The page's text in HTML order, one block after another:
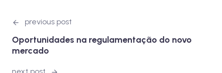
previous post
Oportunidades na regulamentação do novo
mercado